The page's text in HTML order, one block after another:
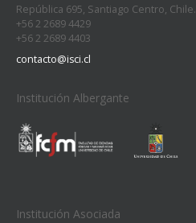
República 695, Santiago Centro, Chile.
+56 2 2689 4429
+56 2 2689 4403
contacto@isci.cl
Institución Albergante
Institución Asociada